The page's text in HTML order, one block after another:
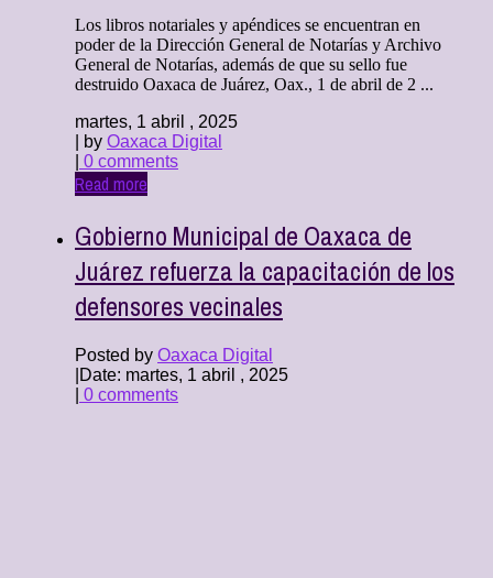
Los libros notariales y apéndices se encuentran en
poder de la Dirección General de Notarías y Archivo
General de Notarías, además de que su sello fue
destruido Oaxaca de Juárez, Oax., 1 de abril de 2 ...
martes, 1 abril , 2025
| by Oaxaca Digital
0 comments
Read more
Gobierno Municipal de Oaxaca de
Juárez refuerza la capacitación de los
defensores vecinales
Posted by Oaxaca Digital
Date: martes, 1 abril , 2025
0 comments